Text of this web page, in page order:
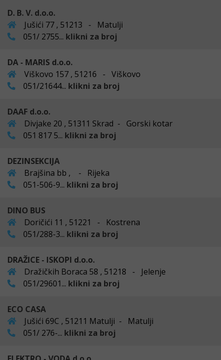
D. B. V. d.o.o.
Jušići 77 , 51213 - Matulji
051/ 2755... klikni za broj
DA - MARIS d.o.o.
Viškovo 157 , 51216 - Viškovo
051/21644... klikni za broj
DAAF d.o.o.
Divjake 20 , 51311 Skrad - Gorski kotar
051 817 5... klikni za broj
DEZINSEKCIJA
Brajšina bb , - Rijeka
051-506-9... klikni za broj
DINO BUS
Doričići 11 , 51221 - Kostrena
051/288-3... klikni za broj
DRAŽICE - ISKOPI d.o.o.
Dražičkih Boraca 58 , 51218 - Jelenje
051/29601... klikni za broj
ECO CASA
Jušići 69C , 51211 Matulji - Matulji
051/ 276-... klikni za broj